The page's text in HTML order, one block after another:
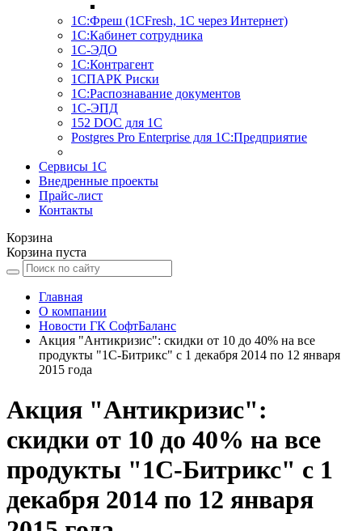
1С:Фреш (1CFresh, 1С через Интернет)
1С:Кабинет сотрудника
1С-ЭДО
1С:Контрагент
1СПАРК Риски
1С:Распознавание документов
1С-ЭПД
152 DOC для 1С
Postgres Pro Enterprise для 1С:Предприятие
Сервисы 1С
Внедренные проекты
Прайс-лист
Контакты
Корзина
Корзина пуста
Главная
О компании
Новости ГК СофтБаланс
Акция "Антикризис": скидки от 10 до 40% на все
продукты "1С-Битрикс" с 1 декабря 2014 по 12 января
2015 года
Акция "Антикризис":
скидки от 10 до 40% на все
продукты "1С-Битрикс" с 1
декабря 2014 по 12 января